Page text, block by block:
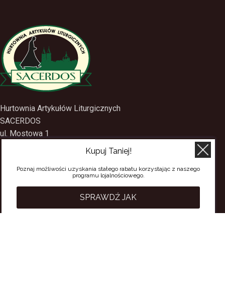
Hurtownia Artykułów Liturgicznych
SACERDOS
ul. Mostowa 1
tel.kom.501-384-314
Polityka Prywatności
Kupuj Taniej!
Poznaj możliwości uzyskania stałego rabatu korzystając z naszego
SPRAWDŹ JAK